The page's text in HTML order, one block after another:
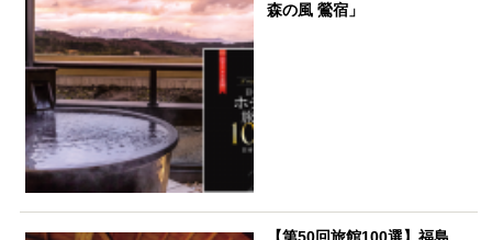
森の風 鶯宿」
【第50回旅館100選】福島